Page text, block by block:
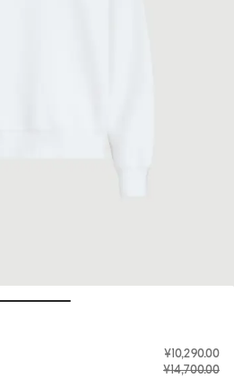
¥10,290.00
¥14,700.00